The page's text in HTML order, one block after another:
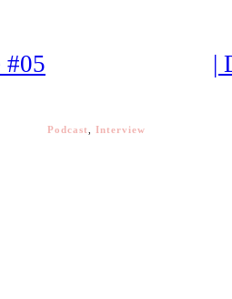
#05
Podcast Interview
|